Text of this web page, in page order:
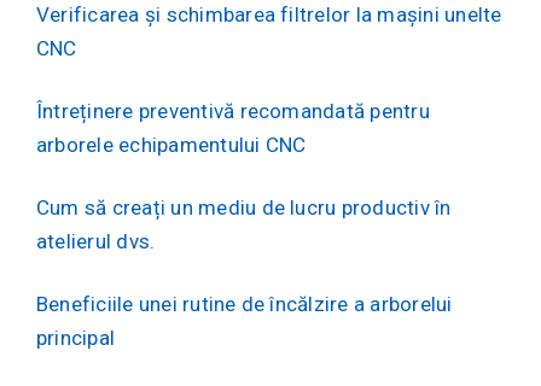
Verificarea și schimbarea filtrelor la mașini unelte
CNC
Întreținere preventivă recomandată pentru
arborele echipamentului CNC
Cum să creați un mediu de lucru productiv în
atelierul dvs.
Beneficiile unei rutine de încălzire a arborelui
principal